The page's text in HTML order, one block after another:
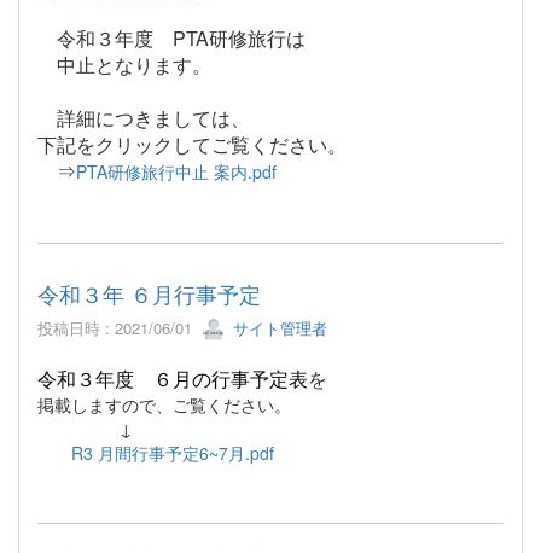
令和３年度 PTA研修旅行は
中止となります。
詳細につきましては、
下記をクリックしてご覧ください。
⇒PTA研修旅行中止 案内.pdf
令和３年 ６月行事予定
投稿日時 : 2021/06/01 サイト管理者
令和３年度 ６月の行事予定表を
掲載しますので、ご覧ください。
↓
R3 月間行事予定6~7月.pdf